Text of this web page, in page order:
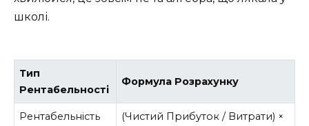
школі.
Тип
Рентабельності
Формула Розрахунку
Рентабельність
(Чистий Прибуток / Витрати) ×